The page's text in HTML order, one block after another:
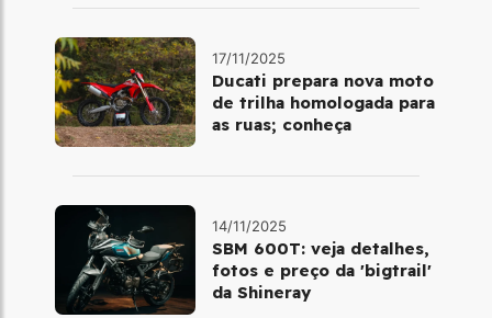
17/11/2025
Ducati prepara nova moto
de trilha homologada para
as ruas; conheça
14/11/2025
SBM 600T: veja detalhes,
fotos e preço da 'bigtrail'
da Shineray